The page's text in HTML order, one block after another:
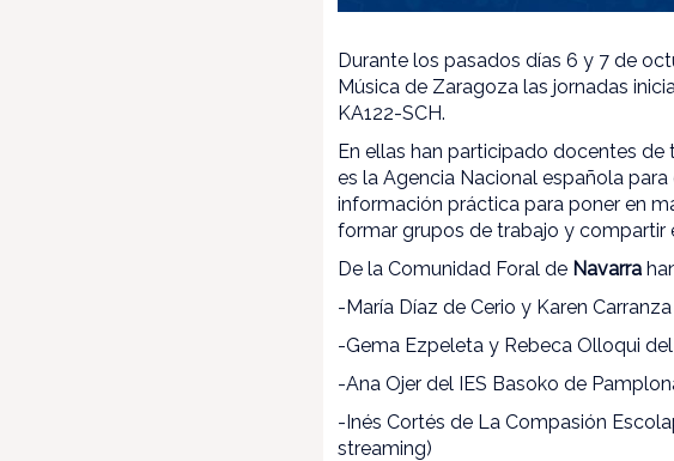
Durante los pasados días 6 y 7 de
Música de Zaragoza las jornadas
KA122-SCH.
En ellas han participado docentes
es la Agencia Nacional española
información práctica para poner en
formar grupos de trabajo y compartir
De la Comunidad Foral de Navarra
-María Díaz de Cerio y Karen
-Gema Ezpeleta y Rebeca Olloqui
-Ana Ojer del IES Basoko de
-Inés Cortés de La Compasión
streaming)